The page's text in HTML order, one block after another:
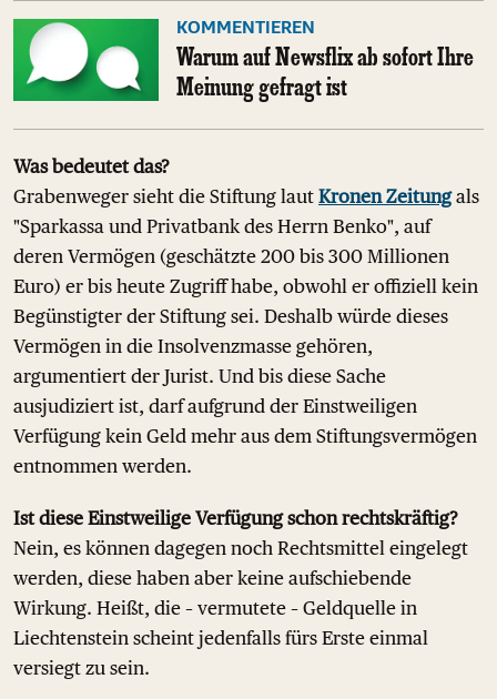
KOMMENTIEREN
Warum auf Newsflix ab sofort Ihre
Meinung gefragt ist
Was bedeutet das?
Grabenweger sieht die Stiftung laut Kronen Zeitungals
"Sparkassa und Privatbank des Herrn Benko", auf
deren Vermögen (geschätzte 200 bis 300 Millionen
Euro) er bis heute Zugriff habe, obwohl er offiziell kein
Begünstigter der Stiftung sei. Deshalb würde dieses
Vermögen in die Insolvenzmasse gehören,
argumentiert der Jurist. Und bis diese Sache
ausjudiziert ist, darf aufgrund der Einstweiligen
Verfügung kein Geld mehr aus dem Stiftungsvermögen
entnommen werden.
Ist diese Einstweilige Verfügung schon rechtskräftig?
Nein, es können dagegen noch Rechtsmittel eingelegt
werden, diese haben aber keine aufschiebende
Wirkung. Heißt, die – vermutete – Geldquelle in
Liechtenstein scheint jedenfalls fürs Erste einmal
versiegt zu sein.